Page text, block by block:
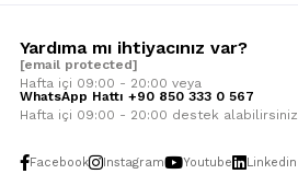
Yardıma mı ihtiyacınız var?
[email protected]
Hafta içi 09:00 - 20:00 veya
WhatsApp Hattı +90 850 333 0 567
Hafta içi 09:00 - 20:00 destek alabilirsiniz
Facebook Instagram Youtube Linkedin